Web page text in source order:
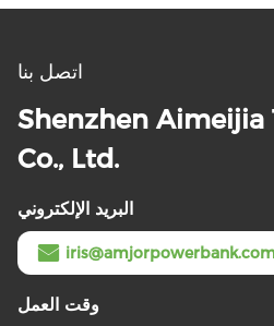
اتصل بنا
Shenzhen Aimeijia
Co., Ltd.
البريد الإلكتروني
وقت العمل